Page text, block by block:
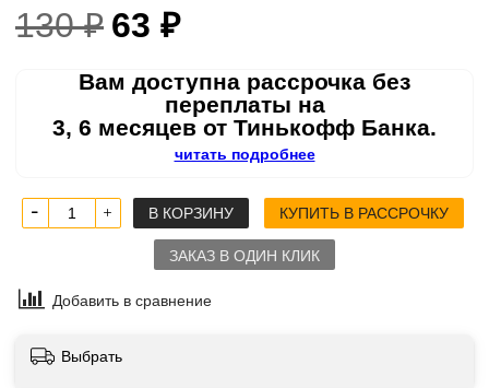
130 ₽ 63 ₽
Вам доступна рассрочка без
переплаты на
3, 6 месяцев от Тинькофф Банка.
читать подробнее
В КОРЗИНУ КУПИТЬ В РАССРОЧКУ
ЗАКАЗ В ОДИН КЛИК
Добавить в сравнение
Выбрать